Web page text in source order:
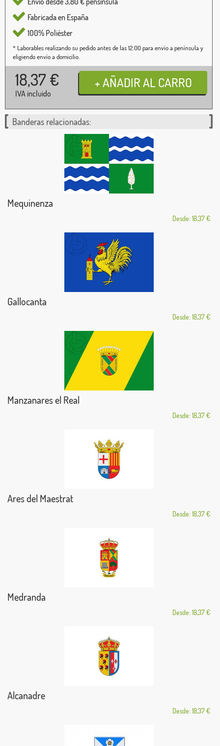
Fabricada en España
100% Poliéster
* Laborables realizando su pedido antes de las 12:00 para envío a península y
eligiendo envío a domicilio.
18,37 €
IVA incluido
Banderas relacionadas:
Mequinenza
Desde: 18,37 €
Gallocanta
Desde: 18,37 €
Manzanares el Real
Desde: 18,37 €
Ares del Maestrat
Desde: 18,37 €
Medranda
Desde: 18,37 €
Alcanadre
Desde: 18,37 €